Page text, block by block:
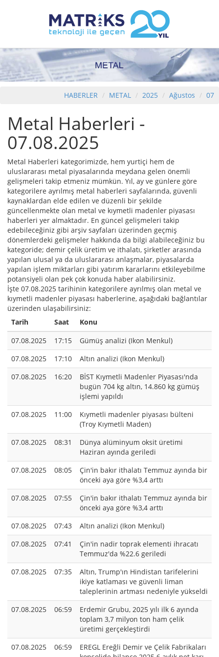
HABERLER METAL 2025 Ağustos 07
Metal Haberleri -
07.08.2025
Metal Haberleri kategorimizde, hem yurtiçi hem de
uluslararası metal piyasalarında meydana gelen önemli
gelişmeleri takip etmeniz mümkün. Yıl, ay ve günlere göre
kategorilere ayrılmış metal haberleri sayfalarında, güvenli
kaynaklardan elde edilen ve düzenli bir şekilde
güncellenmekte olan metal ve kıymetli madenler piyasası
haberleri yer almaktadır. En güncel gelişmeleri takip
edebileceğiniz gibi arşiv sayfaları üzerinden geçmiş
dönemlerdeki gelişmeler hakkında da bilgi alabileceğiniz bu
kategoride; demir çelik üretim ve ithalatı, şirketler arasında
yapılan ulusal ya da uluslararası anlaşmalar, piyasalarda
yapılan işlem miktarları gibi yatırım kararlarını etkileyebilme
potansiyeli olan pek çok konuda haber alabilirsiniz.
İşte 07.08.2025 tarihinin kategorilere ayrılmış olan metal ve
kıymetli madenler piyasası haberlerine, aşağıdaki bağlantılar
üzerinden ulaşabilirsiniz:
Tarih
Saat
Konu
07.08.2025
17:15
Gümüş analizi (Ikon Menkul)
07.08.2025
17:10
Altın analizi (Ikon Menkul)
07.08.2025
16:20
BİST Kıymetli Madenler Piyasası'nda
bugün 704 kg altın, 14.860 kg gümüş
işlemi yapıldı
07.08.2025
11:00
Kıymetli madenler piyasası bülteni
(Troy Kıymetli Maden)
07.08.2025
08:31
Dünya alüminyum oksit üretimi
Haziran ayında geriledi
07.08.2025
08:05
Çin'in bakır ithalatı Temmuz ayında bir
önceki aya göre %3,4 arttı
07.08.2025
07:55
Çin'in bakır ithalatı Temmuz ayında bir
önceki aya göre %3,4 arttı
07.08.2025
07:43
Altın analizi (Ikon Menkul)
07.08.2025
07:41
Çin'in nadir toprak elementi ihracatı
Temmuz'da %22.6 geriledi
07.08.2025
07:35
Altın, Trump'ın Hindistan tarifelerini
ikiye katlaması ve güvenli liman
taleplerinin artması nedeniyle yükseldi
07.08.2025
06:59
Erdemir Grubu, 2025 yılı ilk 6 ayında
toplam 3,7 milyon ton ham çelik
üretimi gerçekleştirdi
07.08.2025
06:59
EREGL Ereğli Demir ve Çelik Fabrikaları